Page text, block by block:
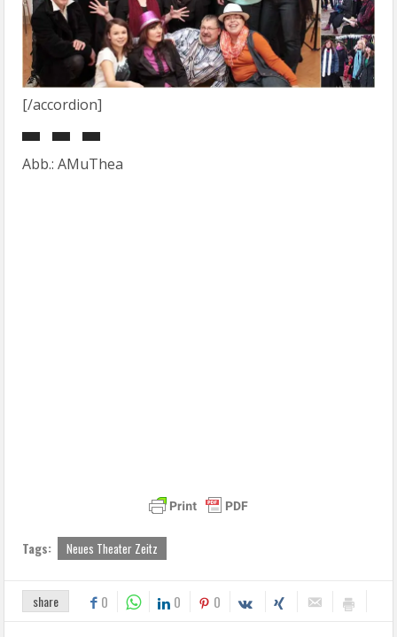
[/accordion]
Abb.: AMuThea
Tags: Neues Theater Zeitz
share 0 0 0